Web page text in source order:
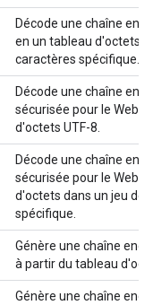
Décode une chaîne
en un tableau d'octets
caractères spécifique.
Décode une chaîne
sécurisée pour le Web
d'octets UTF-8.
Décode une chaîne
sécurisée pour le Web
d'octets dans un jeu de
spécifique.
Génère une chaîne
à partir du tableau
Génère une chaîne